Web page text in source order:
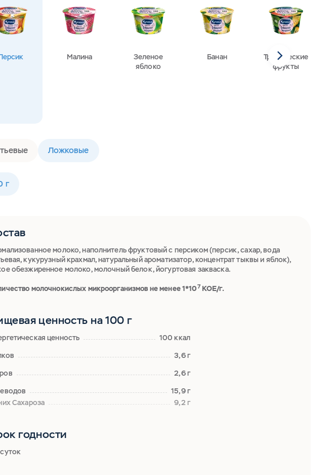
Малина
Зеленое
яблоко
Банан
Тропические
фрукты
Ложковые
г
молоко, наполнитель фруктовый с персиком (персик, сахар, вода
кукурузный крахмал, натуральный ароматизатор, концентрат тыквы и яблок),
обезжиренное молоко, молочный белок, йогуртовая закваска.
молочнокислых микроорганизмов не менее 1*107 КОЕ/г.
ценность на 100 г
ценность
100 ккал
3,6 г
2,6 г
15,9 г
Сахароза
9,2 г
годности